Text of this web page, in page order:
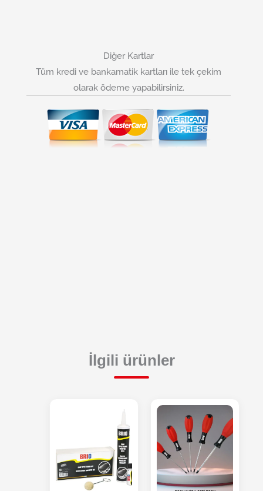
Diğer Kartlar
Tüm kredi ve bankamatik kartları ile tek çekim
olarak ödeme yapabilirsiniz.
İlgili ürünler